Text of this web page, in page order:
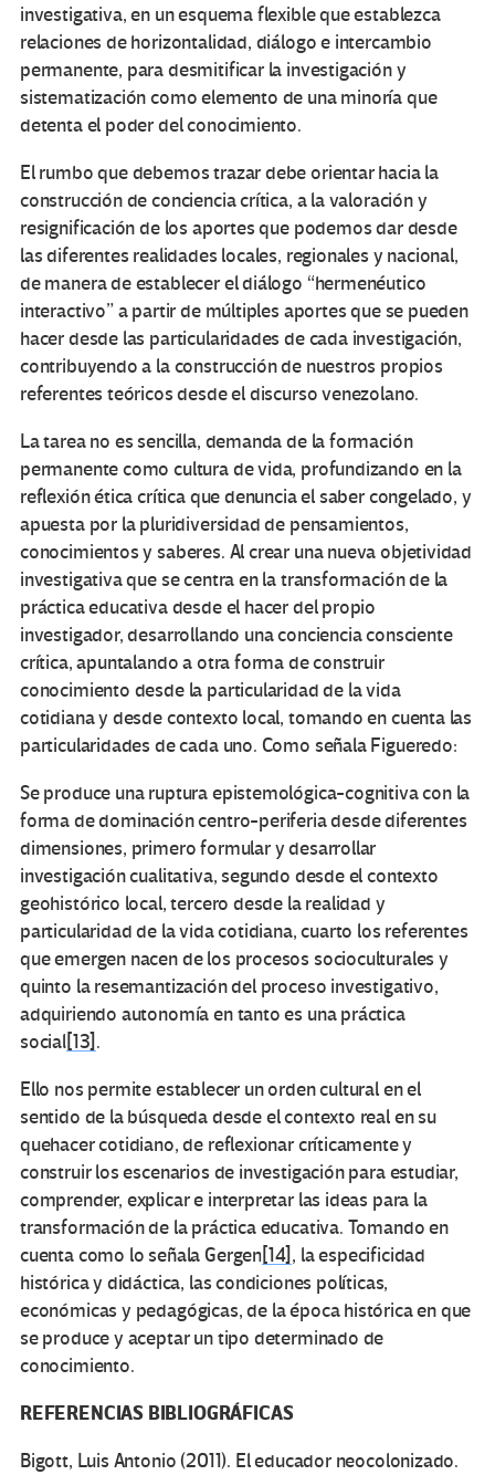
investigativa, en un esquema flexible que establezca
relaciones de horizontalidad, diálogo e intercambio
permanente, para desmitificar la investigación y
sistematización como elemento de una minoría que
detenta el poder del conocimiento.
El rumbo que debemos trazar debe orientar hacia la
construcción de conciencia crítica, a la valoración y
resignificación de los aportes que podemos dar desde
las diferentes realidades locales, regionales y nacional,
de manera de establecer el diálogo “hermenéutico
interactivo” a partir de múltiples aportes que se pueden
hacer desde las particularidades de cada investigación,
contribuyendo a la construcción de nuestros propios
referentes teóricos desde el discurso venezolano.
La tarea no es sencilla, demanda de la formación
permanente como cultura de vida, profundizando en la
reflexión ética crítica que denuncia el saber congelado, y
apuesta por la pluridiversidad de pensamientos,
conocimientos y saberes. Al crear una nueva objetividad
investigativa que se centra en la transformación de la
práctica educativa desde el hacer del propio
investigador, desarrollando una conciencia consciente
crítica, apuntalando a otra forma de construir
conocimiento desde la particularidad de la vida
cotidiana y desde contexto local, tomando en cuenta las
particularidades de cada uno. Como señala Figueredo:
Se produce una ruptura epistemológica-cognitiva con la
forma de dominación centro-periferia desde diferentes
dimensiones, primero formular y desarrollar
investigación cualitativa, segundo desde el contexto
geohistórico local, tercero desde la realidad y
particularidad de la vida cotidiana, cuarto los referentes
que emergen nacen de los procesos socioculturales y
quinto la resemantización del proceso investigativo,
adquiriendo autonomía en tanto es una práctica
social[13].
Ello nos permite establecer un orden cultural en el
sentido de la búsqueda desde el contexto real en su
quehacer cotidiano, de reflexionar críticamente y
construir los escenarios de investigación para estudiar,
comprender, explicar e interpretar las ideas para la
transformación de la práctica educativa. Tomando en
cuenta como lo señala Gergen[14], la especificidad
histórica y didáctica, las condiciones políticas,
económicas y pedagógicas, de la época histórica en que
se produce y aceptar un tipo determinado de
conocimiento.
REFERENCIAS BIBLIOGRÁFICAS
Bigott, Luis Antonio (2011). El educador neocolonizado.